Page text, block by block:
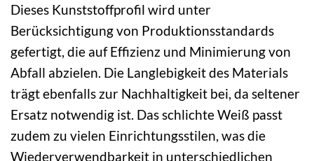
Dieses Kunststoffprofil wird unter
Berücksichtigung von Produktionsstandards
gefertigt, die auf Effizienz und Minimierung von
Abfall abzielen. Die Langlebigkeit des Materials
trägt ebenfalls zur Nachhaltigkeit bei, da seltener
Ersatz notwendig ist. Das schlichte Weiß passt
zudem zu vielen Einrichtungsstilen, was die
Wiederverwendbarkeit in unterschiedlichen